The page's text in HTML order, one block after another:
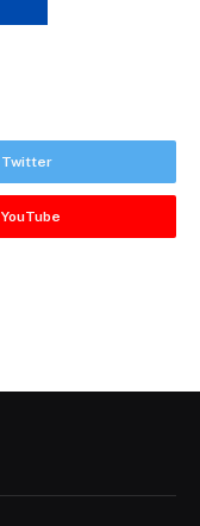
Twitter
YouTube